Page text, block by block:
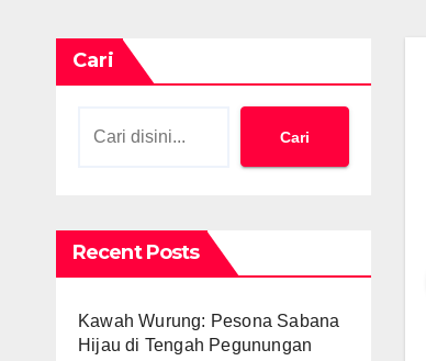
Cari
Cari
Recent Posts
Kawah Wurung: Pesona Sabana
Hijau di Tengah Pegunungan